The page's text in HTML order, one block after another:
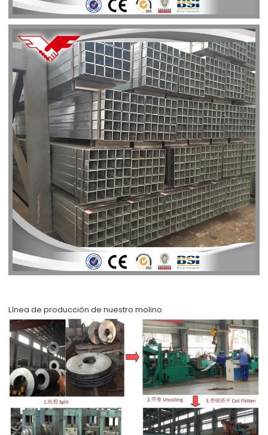
Línea de producción de nuestro molino